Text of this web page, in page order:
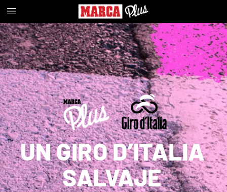
UNGIROD’ITALIA
SALVAJE